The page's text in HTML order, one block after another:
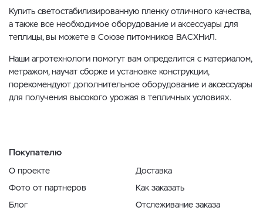
Купить светостабилизированную пленку отличного качества,
а также все необходимое оборудование и аксессуары для
теплицы, вы можете в Союзе питомников ВАСХНиЛ.
Наши агротехнологи помогут вам определится с материалом,
метражом, научат сборке и установке конструкции,
порекомендуют дополнительное оборудование и аксессуары
для получения высокого урожая в тепличных условиях.
Покупателю
О проекте
Фото от партнеров
Блог
Доставка
Как заказать
Отслеживание заказа